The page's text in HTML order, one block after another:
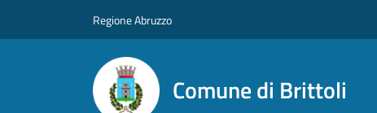
Regione Abruzzo
Comune di Brittoli